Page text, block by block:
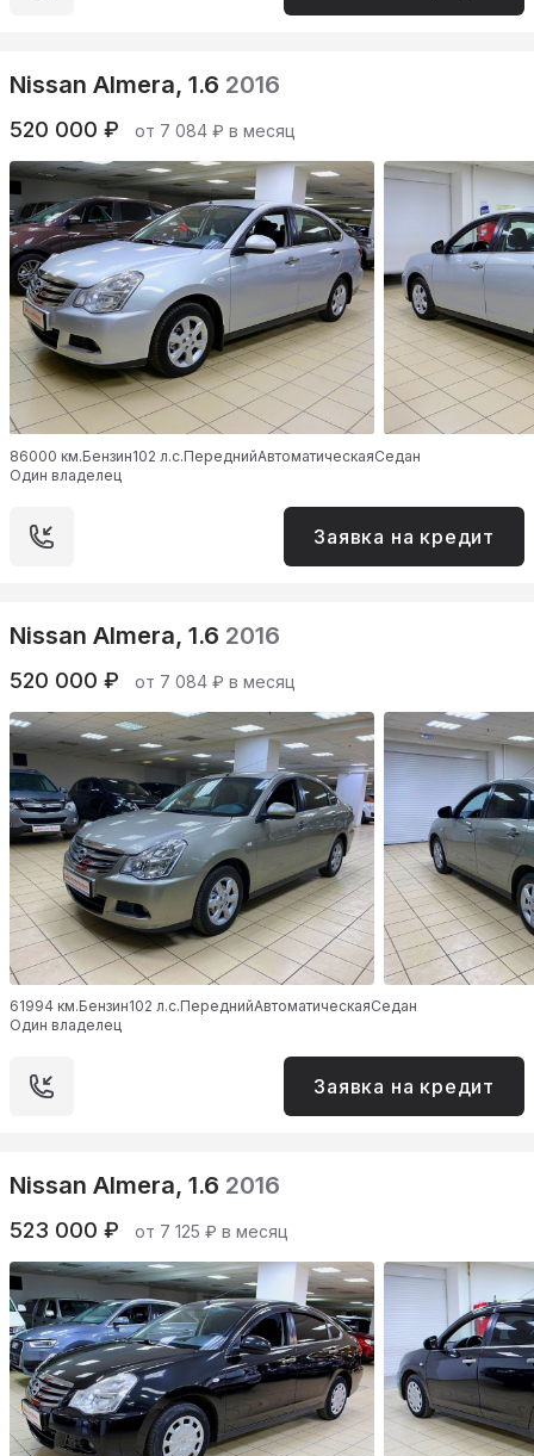
Nissan Almera, 1.6 2016
520 000 ₽ от 7 084 ₽ в месяц
86000 км.Бензин102 л.с.ПереднийАвтоматическаяСедан
Один владелец
Заявка на кредит
Nissan Almera, 1.6 2016
520 000 ₽ от 7 084 ₽ в месяц
61994 км.Бензин102 л.с.ПереднийАвтоматическаяСедан
Один владелец
Заявка на кредит
Nissan Almera, 1.6 2016
523 000 ₽ от 7 125 ₽ в месяц